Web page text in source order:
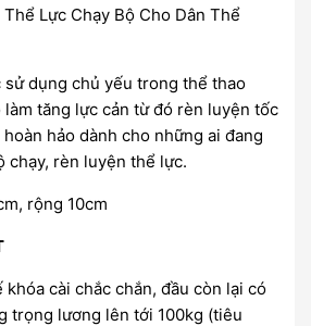
Lực Chạy Bộ Cho Dân Thể
dụng chủ yếu trong thể thao
tăng lực cản từ đó rèn luyện tốc
hảo dành cho những ai đang
chạy, rèn luyện thể lực.
rộng 10cm
cài chắc chắn, đầu còn lại có
trọng lương lên tới 100kg (tiêu